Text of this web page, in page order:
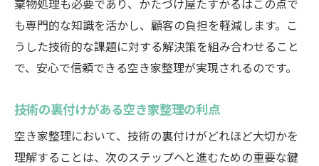
棄物処理も必要であり、かたづけ屋たすかるはこの点で
も専門的な知識を活かし、顧客の負担を軽減します。こ
うした技術的な課題に対する解決策を組み合わせること
で、安心で信頼できる空き家整理が実現されるのです。
技術の裏付けがある空き家整理の利点
空き家整理において、技術の裏付けがどれほど大切かを
理解することは、次のステップへと進むための重要な鍵